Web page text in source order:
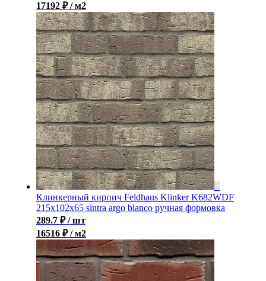
17192 ₽ / м2
Клинкерный кирпич Feldhaus Klinker K682WDF
215x102x65 sintra argo blanco ручная формовка
289.7 ₽ / шт
16516 ₽ / м2